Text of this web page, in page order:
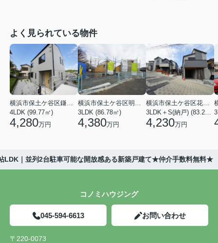
よく見られている物件
4LDK (99.77㎡)
4,280万円
3LDK (86.78㎡)
4,380万円 4,230万円
LDK｜並列2台駐車可能な開放感ある新築戸建て★仲介手数料無料★
コノミハウジング
045-594-6613 お問い合わせ
〒220-0073